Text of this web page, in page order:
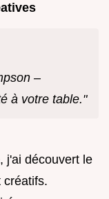
–
à votre table."
j'ai découvert le
créatifs.